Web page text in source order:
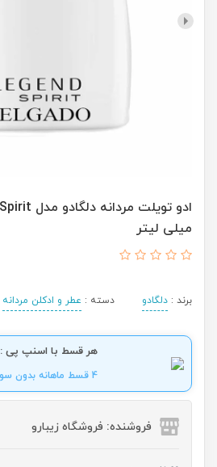
میلی لیتر
برند : دلگادو دسته : عطر و ادکلن مردانه
هر قسط با اسنپ پی :
4 قسط ماهانه بدون سود ، چک و ضامن .
فروشنده: فروشگاه زیبارو